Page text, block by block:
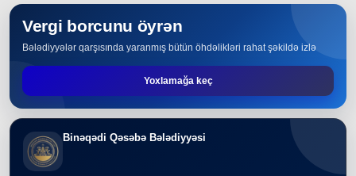
Vergi borcunu öyrən
Bələdiyyələr qarşısında yaranmış bütün öhdəlikləri rahat şəkildə izlə
Yoxlamağa keç
Binəqədi Qəsəbə Bələdiyyəsi